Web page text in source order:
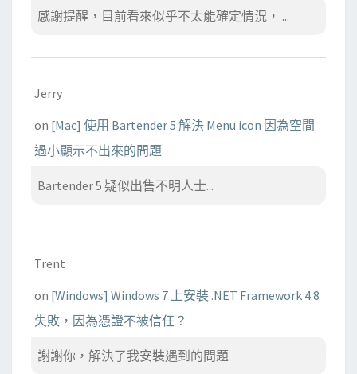
感謝提醒，目前看來似乎不太能確定情況， ...
Jerry
on [Mac] 使用 Bartender 5 解決 Menu icon 因為空間
過小顯示不出來的問題
Bartender 5 疑似出售不明人士...
Trent
on [Windows] Windows 7 上安裝 .NET Framework 4.8
失敗，因為憑證不被信任？
謝謝你，解決了我安裝遇到的問題